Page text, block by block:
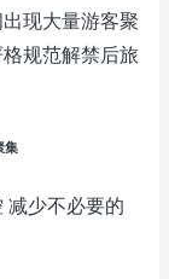
现大量游客聚
规范解禁后旅
集